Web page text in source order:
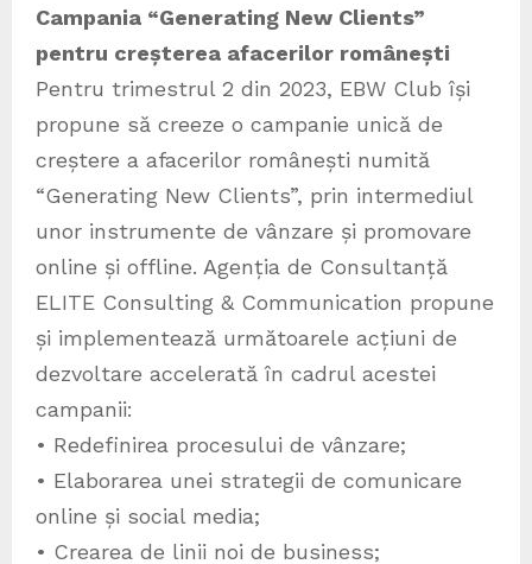
Campania “Generating New Clients”
pentru creșterea afacerilor românești
Pentru trimestrul 2 din 2023, EBW Club își
propune să creeze o campanie unică de
creștere a afacerilor românești numită
“Generating New Clients”, prin intermediul
unor instrumente de vânzare și promovare
online și offline. Agenția de Consultanță
ELITE Consulting & Communication propune
și implementează următoarele acțiuni de
dezvoltare accelerată în cadrul acestei
campanii:
• Redefinirea procesului de vânzare;
• Elaborarea unei strategii de comunicare
online și social media;
• Crearea de linii noi de business;